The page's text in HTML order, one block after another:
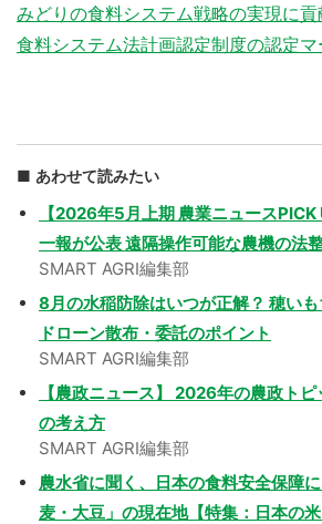
みどりの食料システム戦略の実現に貢
食料システム法計画認定制度の認定
あわせて読みたい
【2026年5月上期 農業ニュース
一報が公表 遠隔操作可能な農機の法
SMART AGRI編集部
8月の水稲防除はいつが正解？ 穂い
ドローン散布・委託のポイント
SMART AGRI編集部
【農政ニュース】 2026年の農政ト
の考え方
SMART AGRI編集部
農水省に聞く、日本の食料安全保障
麦・大豆」の現在地【特集：日本の